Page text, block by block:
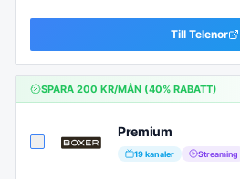
Till Telenor
SPARA 200 KR/MÅN (40% RABATT)
Premium
19kanaler Streaming